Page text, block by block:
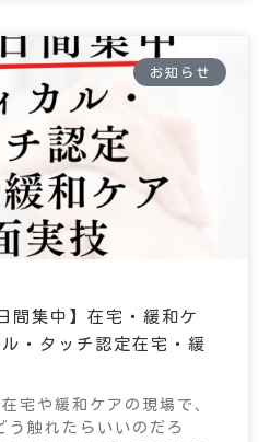
お知らせ
間集中】在宅・緩和ケ
・タッチ認定在宅・緩
宅や緩和ケアの現場で、
う触れたらいいのだろ